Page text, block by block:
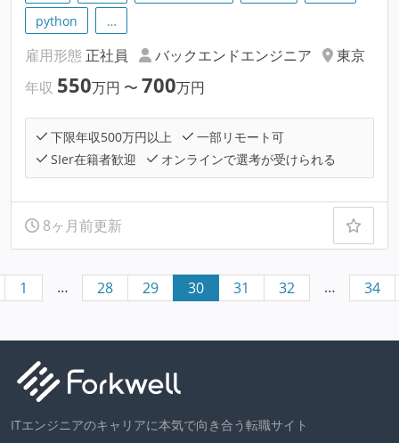
python
…
雇用形態 正社員 バックエンドエンジニア
東京
年収 550万円 〜 700万円
下限年収500万円以上
一部リモート可
SIer在籍者歓迎
オンラインで選考が受けられる
8ヶ月前更新
1 … 28 29 30 31 32 … 34
ITエンジニアのキャリアに本気で向き合う転職サイト